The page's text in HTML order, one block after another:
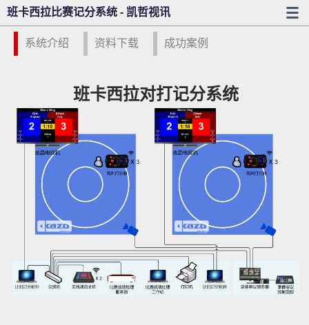
班卡西拉比赛记分系统 - 凯哲视讯
系统介绍 资料下载 成功案例
班卡西拉对打记分系统